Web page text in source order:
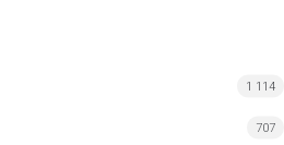
1 114
707